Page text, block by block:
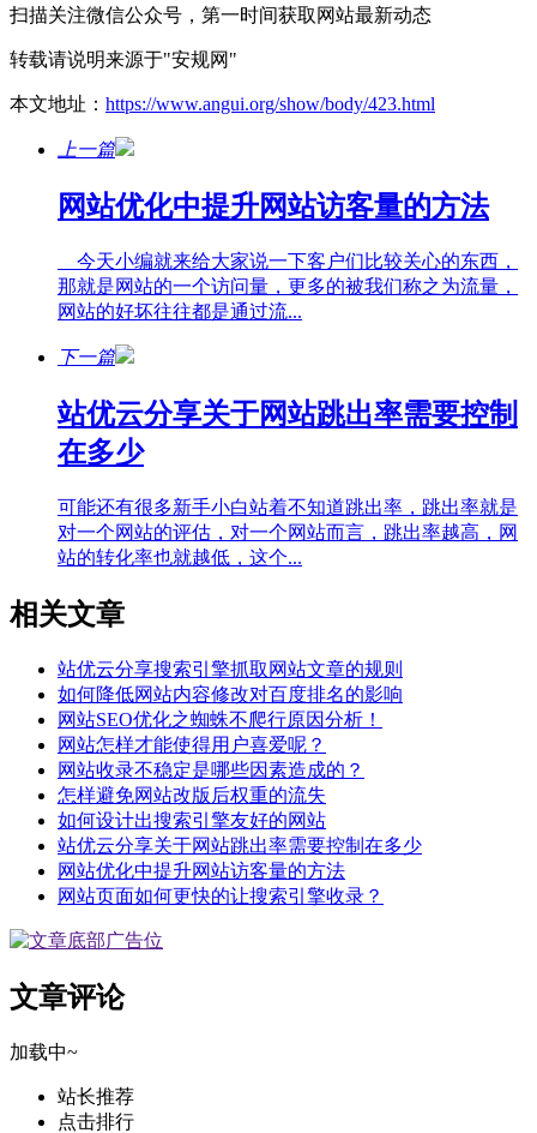
扫描关注微信公众号，第一时间获取网站最新动态
转载请说明来源于"安规网"
本文地址： https://www.angui.org/show/body/423.html
上一篇
网站优化中提升网站访客量的方法
今天小编就来给大家说一下客户们比较关心的东西，
那就是网站的一个访问量，更多的被我们称之为流量，
网站的好坏往往都是通过流...
下一篇
站优云分享关于网站跳出率需要控制
在多少
可能还有很多新手小白站着不知道跳出率，跳出率就是
对一个网站的评估，对一个网站而言，跳出率越高，网
站的转化率也就越低，这个...
相关文章
站优云分享搜索引擎抓取网站文章的规则
如何降低网站内容修改对百度排名的影响
网站SEO优化之蜘蛛不爬行原因分析！
网站怎样才能使得用户喜爱呢？
网站收录不稳定是哪些因素造成的？
怎样避免网站改版后权重的流失
如何设计出搜索引擎友好的网站
站优云分享关于网站跳出率需要控制在多少
网站优化中提升网站访客量的方法
网站页面如何更快的让搜索引擎收录？
文章评论
加载中~
站长推荐
点击排行